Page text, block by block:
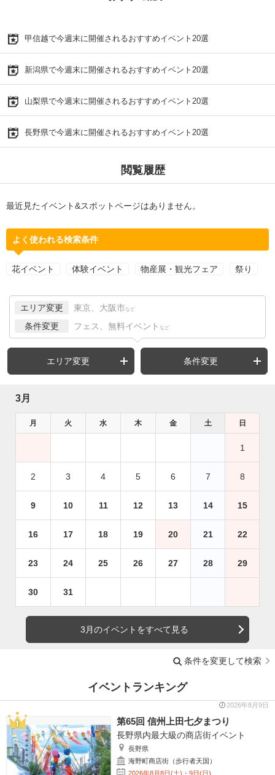
甲信越で今週末に開催されるおすすめイベント20選
新潟県で今週末に開催されるおすすめイベント20選
山梨県で今週末に開催されるおすすめイベント20選
長野県で今週末に開催されるおすすめイベント20選
閲覧履歴
最近見たイベント&スポットページはありません。
よく使われる検索条件
花イベント 体験イベント 物産展・観光フェア 祭り
エリア変更 東京、大阪市 など
条件変更 フェス、無料イベント など
エリア変更 条件変更
3月
月 火 水 木 金 土 日
1
2 3 4 5 6 7 8
9 10 11 12 13 14 15
16 17 18 19 20 21 22
23 24 25 26 27 28 29
30 31
3月のイベントをすべて見る
条件を変更して検索
イベントランキング
2026年8月9日
第65回 信州上田七夕まつり
長野県内最大級の商店街イベント
長野県
海野町商店街（歩行者天国）
2026年8月8日(土)・9日(日)